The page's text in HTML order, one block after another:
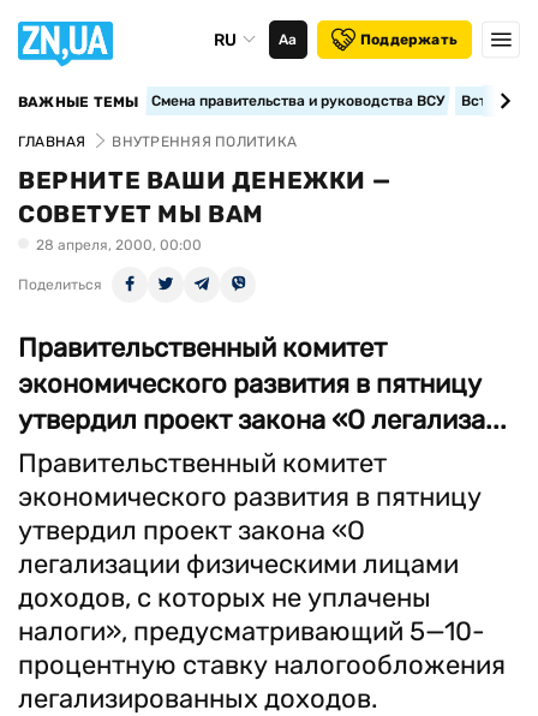
RU Аа Поддержать
ВАЖНЫЕ ТЕМЫ Смена правительства и руководства ВСУ
ГЛАВНАЯ ВНУТРЕННЯЯ ПОЛИТИКА
ВЕРНИТЕ ВАШИ ДЕНЕЖКИ —
СОВЕТУЕТ МЫ ВАМ
28 апреля, 2000, 00:00
Поделиться
Правительственный комитет
экономического развития в пятницу
утвердил проект закона «О легализа...
Правительственный комитет
экономического развития в пятницу
утвердил проект закона «О
легализации физическими лицами
доходов, с которых не уплачены
налоги», предусматривающий 5—10-
процентную ставку налогообложения
легализированных доходов.